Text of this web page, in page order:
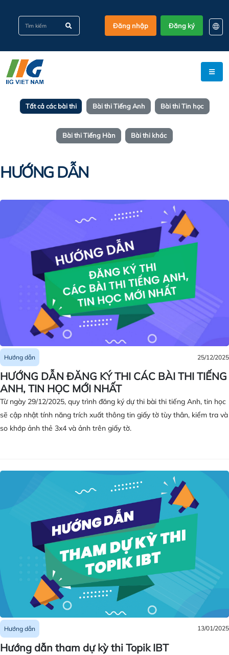
Đăng nhập Đăng ký
EN
KO
VI
Tất cả các bài thi Bài thi Tiếng Anh Bài thi Tin học
Bài thi Tiếng Hàn Bài thi khác
HƯỚNG DẪN
Hướng dẫn 25/12/2025
HƯỚNG DẪN ĐĂNG KÝ THI CÁC BÀI THI TIẾNG
ANH, TIN HỌC MỚI NHẤT
Từ ngày 29/12/2025, quy trình đăng ký dự thi bài thi tiếng Anh, tin học
sẽ cập nhật tính năng trích xuất thông tin giấy tờ tùy thân, kiểm tra và
so khớp ảnh thẻ 3x4 và ảnh trên giấy tờ.
Hướng dẫn 13/01/2025
Hướng dẫn tham dự kỳ thi Topik IBT